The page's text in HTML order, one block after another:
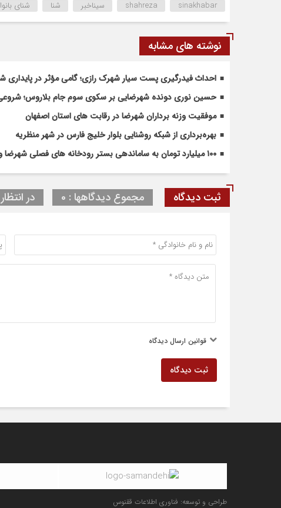
shahreza sinakhabar سیناخبر شنا شنای
نوشته های مشابه
احداث فیدرگیری پست سیار شهرک رازی؛ گامی مؤثر در پایداری
حسین نوری دونده شهرضایی بر سکوی سوم جام بلاروس؛ شروعی
موفقیت وزنه برداران شهرضا در رقابت های استان اصفهان
بهره‌برداری از شبکه روشنایی بلوار خلیج فارس در شهر منظریه
۱۰۰ میلیارد تومان به ساماندهی بستر رودخانه های فصلی شهرضا و دهاقان اختصاص یافت
ثبت دیدگاه مجموع دیدگاهها : 0 در
قوانین ارسال دیدگاه
ثبت دیدگاه
طراحی و توسعه: فناوری اطلاعات ققنوس